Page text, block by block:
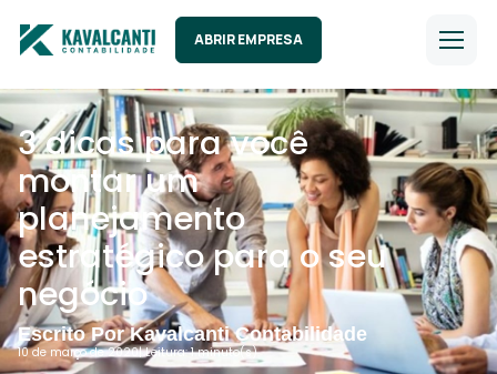
ABRIR EMPRESA
3 dicas para você
montar um
planejamento
estratégico para o seu
negócio
Escrito Por Kavalcanti Contabilidade
10 de março de 2020| Leitura: 1 minuto(s).